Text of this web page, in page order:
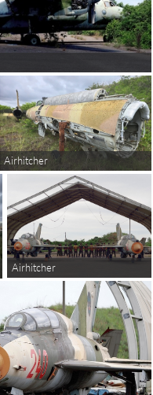
Airhitcher
Airhitcher